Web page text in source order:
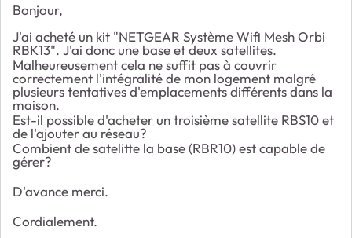
Bonjour,
J'ai acheté un kit "NETGEAR Système Wifi Mesh Orbi
RBK13". J'ai donc une base et deux satellites.
Malheureusement cela ne suffit pas à couvrir
correctement l'intégralité de mon logement malgré
plusieurs tentatives d'emplacements différents dans la
maison.
Est-il possible d'acheter un troisième satellite RBS10 et
de l'ajouter au réseau?
Combient de satelitte la base (RBR10) est capable de
gérer?
D'avance merci.
Cordialement.